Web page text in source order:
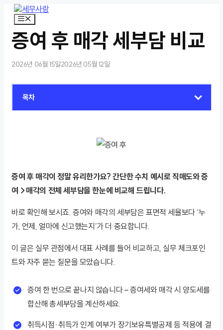
메
뉴
증여 후 매각 세부담 비교
2026년 06월 15일2026년 05월 12일
목차
증여 후 매각이 정말 유리한가요? 간단한 수치 예시로 직매도와 증
여→매각의 전체 세부담을 한눈에 비교해 드립니다.
바로 확인해 보시죠. 증여와 매각의 세부담은 표면적 세율보다 ‘누
가, 언제, 얼마에 신고했는지’가 더 중요합니다.
이 글은 실무 관점에서 대표 사례를 들어 비교하고, 실무 체크포인
트와 자주 묻는 질문을 모았습니다.
증여 한 번으로 끝나지 않습니다 – 증여세와 매각 시 양도세를
합산해 총세부담을 계산하세요.
취득시점·취득가 인계 여부가 장기보유특별공제 등 적용에 결